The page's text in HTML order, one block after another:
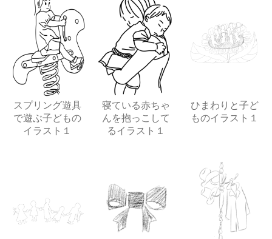
スプリング遊具
で遊ぶ子どもの
イラスト１
寝ている赤ちゃ
んを抱っこして
るイラスト１
ひまわりと子ど
ものイラスト１